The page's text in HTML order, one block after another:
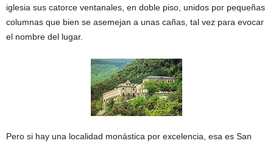
iglesia sus catorce ventanales, en doble piso, unidos por pequeñas
columnas que bien se asemejan a unas cañas, tal vez para evocar
el nombre del lugar.
Pero si hay una localidad monástica por excelencia, esa es San